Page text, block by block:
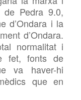
de Pedra 9.0,
d’Ondara i la
d’Ondara.
normalitat i
fet, fonts de
va haver-hi
que en